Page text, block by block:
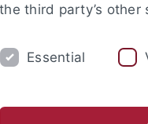
REDE DES
the third party’s other
Essential